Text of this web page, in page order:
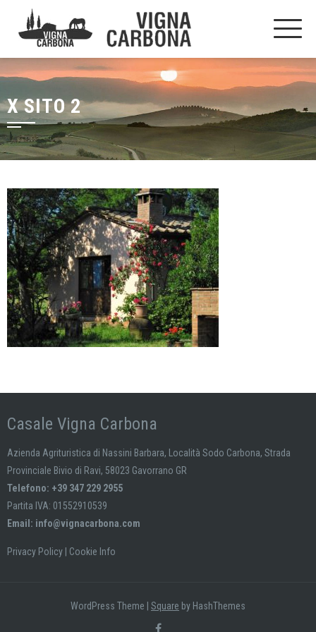
X SITO 2
Casale Vigna Carbona
Azienda Agrituristica di Nassini Barbara, Località Sodo Carbona, Strada
Provinciale Bivio di Ravi, 58023 Gavorrano GR
Telefono: +39 347 229 2955
Partita IVA: 01552910539
Email: info@vignacarbona.com
Privacy Policy Cookie Info
WordPress Theme Square by HashThemes